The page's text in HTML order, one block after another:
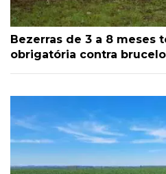
Bezerras de 3 a 8 meses
obrigatória contra